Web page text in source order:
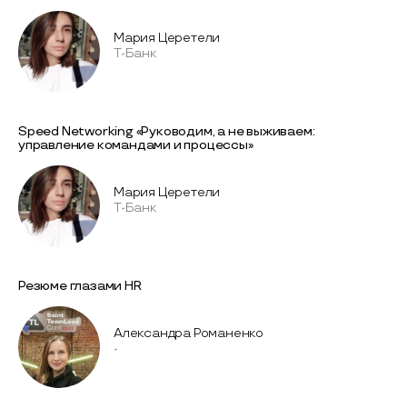
Мария Церетели
Т-Банк
Speed Networking «Руководим, а не выживаем:
управление командами и процессы»
Мария Церетели
Т-Банк
Резюме глазами HR
Александра Романенко
-